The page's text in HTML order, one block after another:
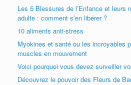
Les 5 Blessures de l’Enfance et leurs
adulte : comment s’en libérer ?
10 aliments anti-stress
Myokines et santé ou les incroyables
muscles en mouvement
Voici pourquoi vous devez surveiller
Découvrez le pouvoir des Fleurs de